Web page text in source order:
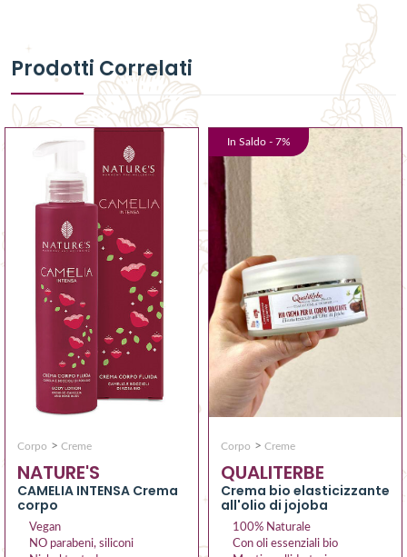
Prodotti Correlati
Corpo > Creme
NATURE'S
CAMELIA INTENSA Crema
corpo
Vegan
NO parabeni, siliconi
In Saldo - 7%
Corpo > Creme
QUALITERBE
Crema bio elasticizzante
all'olio di jojoba
100% Naturale
Con oli essenziali bio